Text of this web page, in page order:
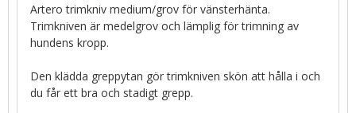
Artero trimkniv medium/grov för vänsterhänta.
Trimkniven är medelgrov och lämplig för trimning av
hundens kropp.
Den klädda greppytan gör trimkniven skön att hålla i och
du får ett bra och stadigt grepp.